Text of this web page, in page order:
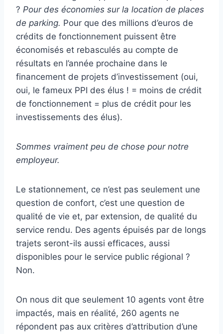
? Pour des économies sur la location de places
de parking. Pour que des millions d’euros de
crédits de fonctionnement puissent être
économisés et rebasculés au compte de
résultats en l’année prochaine dans le
financement de projets d’investissement (oui,
oui, le fameux PPI des élus ! = moins de crédit
de fonctionnement = plus de crédit pour les
investissements des élus).
Sommes vraiment peu de chose pour notre
employeur.
Le stationnement, ce n’est pas seulement une
question de confort, c’est une question de
qualité de vie et, par extension, de qualité du
service rendu. Des agents épuisés par de longs
trajets seront-ils aussi efficaces, aussi
disponibles pour le service public régional ?
Non.
On nous dit que seulement 10 agents vont être
impactés, mais en réalité, 260 agents ne
répondent pas aux critères d’attribution d’une